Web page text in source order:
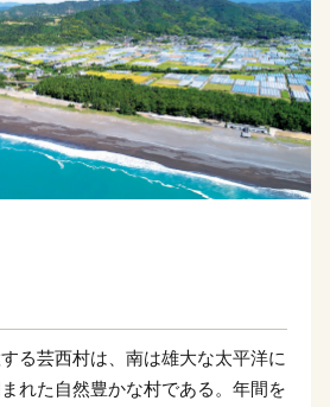
る芸西村は、南は雄大な太平洋に
れた自然豊かな村である。年間を